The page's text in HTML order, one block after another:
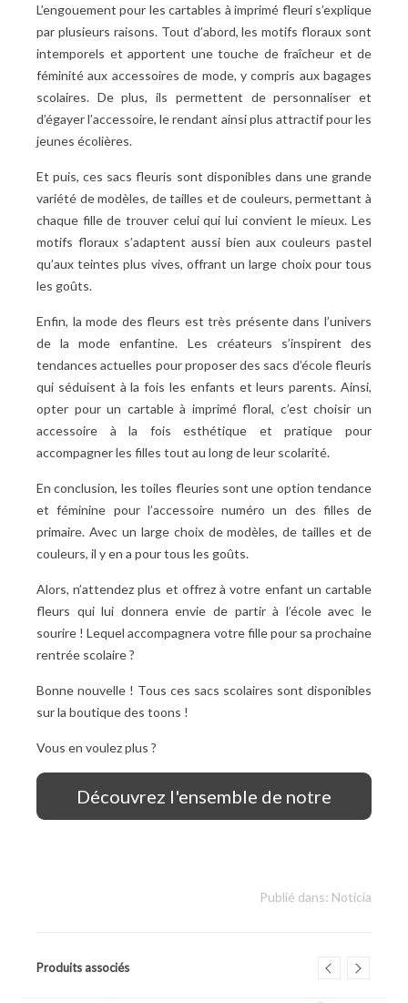
L’engouement pour les cartables à imprimé fleuri s’explique
par plusieurs raisons. Tout d’abord, les motifs floraux sont
intemporels et apportent une touche de fraîcheur et de
féminité aux accessoires de mode, y compris aux bagages
scolaires. De plus, ils permettent de personnaliser et
d’égayer l’accessoire, le rendant ainsi plus attractif pour les
jeunes écolières.
Et puis, ces sacs fleuris sont disponibles dans une grande
variété de modèles, de tailles et de couleurs, permettant à
chaque fille de trouver celui qui lui convient le mieux. Les
motifs floraux s’adaptent aussi bien aux couleurs pastel
qu’aux teintes plus vives, offrant un large choix pour tous
les goûts.
Enfin, la mode des fleurs est très présente dans l’univers
de la mode enfantine. Les créateurs s’inspirent des
tendances actuelles pour proposer des sacs d’école fleuris
qui séduisent à la fois les enfants et leurs parents. Ainsi,
opter pour un cartable à imprimé floral, c’est choisir un
accessoire à la fois esthétique et pratique pour
accompagner les filles tout au long de leur scolarité.
En conclusion, les toiles fleuries sont une option tendance
et féminine pour l’accessoire numéro un des filles de
primaire. Avec un large choix de modèles, de tailles et de
couleurs, il y en a pour tous les goûts.
Alors, n’attendez plus et offrez à votre enfant un cartable
fleurs qui lui donnera envie de partir à l’école avec le
sourire ! Lequel accompagnera votre fille pour sa prochaine
rentrée scolaire ?
Bonne nouvelle ! Tous ces sacs scolaires sont disponibles
sur la boutique des toons !
Vous en voulez plus ?
Découvrez l'ensemble de notre
Publié dans: Noticia
Produits associés